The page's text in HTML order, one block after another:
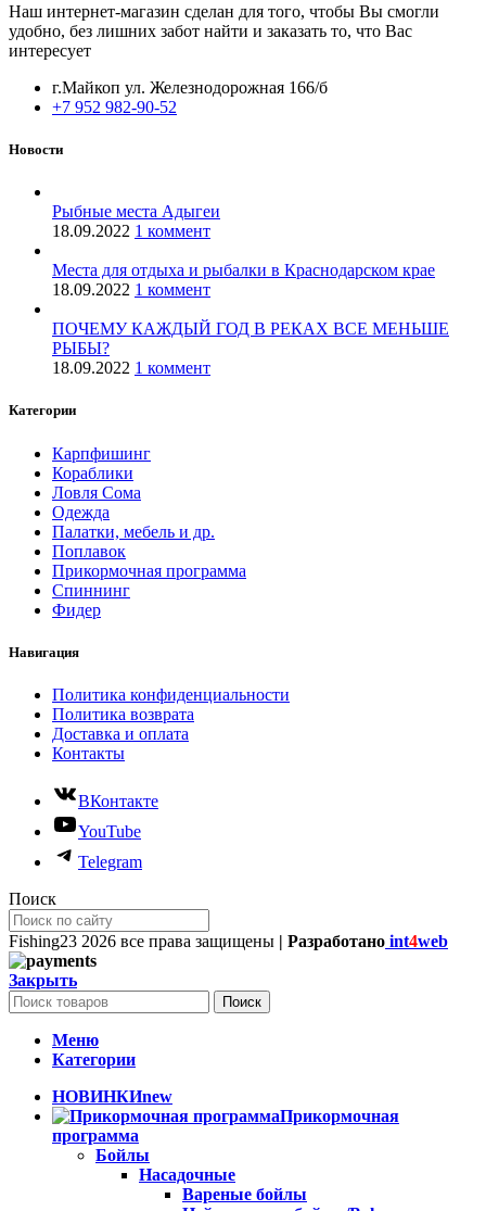
Наш интернет-магазин сделан для того, чтобы Вы смогли
удобно, без лишних забот найти и заказать то, что Вас
интересует
г.Майкоп ул. Железнодорожная 166/б
+7 952 982-90-52
Новости
Рыбные места Адыгеи
18.09.2022 1 коммент
Места для отдыха и рыбалки в Краснодарском крае
18.09.2022 1 коммент
ПОЧЕМУ КАЖДЫЙ ГОД В РЕКАХ ВСЕ МЕНЬШЕ
РЫБЫ?
18.09.2022 1 коммент
Категории
Карпфишинг
Кораблики
Ловля Сома
Одежда
Палатки, мебель и др.
Поплавок
Прикормочная программа
Спиннинг
Фидер
Навигация
Политика конфиденциальности
Политика возврата
Доставка и оплата
Контакты
ВКонтакте
YouTube
Telegram
Поиск
Fishing23 2026 все права защищены | Разработано int4web
Закрыть
Поиск
Меню
Категории
НОВИНКИnew
Прикормочная
программа
Бойлы
Насадочные
Вареные бойлы